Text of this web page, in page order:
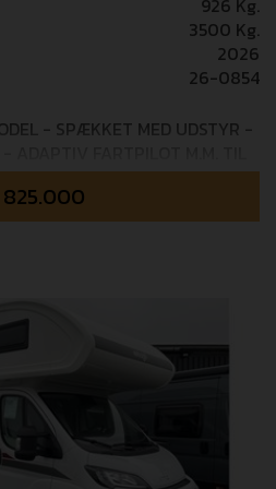
926 Kg.
3500 Kg.
2026
26-0854
- SPÆKKET MED UDSTYR -
for tilkøb af 36 mdr+ GOSafe
- 14.995,- Kontrolvejet til 2.574
udstyr: PACK COMPACT
dør med to låsepunkter med
i førerkabinen, som
cover - CP+ panel -
i kabinen - Solpanel
- Skyroof MATIC PACK
ASSISTANCE PACK
forrude - Adaptiv fartpilot
825.000